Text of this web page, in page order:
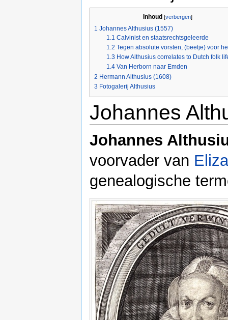
Inhoud [verbergen]
1 Johannes Althusius (1557)
1.1 Calvinist en staatsrechtsgeleerde
1.2 Tegen absolute vorsten, (beetje) voor
1.3 How Althusius correlates to Dutch folk
1.4 Van Herborn naar Emden
2 Hermann Althusius (1608)
3 Fotogalerij Althusius
Johannes
Johannes
voorvader van
genealogische